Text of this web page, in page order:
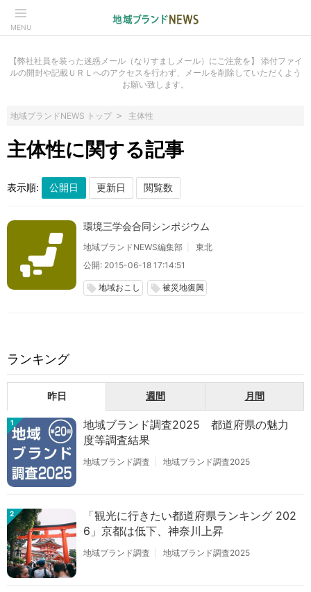
MENU
【弊社社員を装った迷惑メール（なりすましメール）にご注意を】 添付ファイ
ルの開封や記載ＵＲＬへのアクセスを行わず、メールを削除していただくよう
お願い致します。
地域ブランドNEWS トップ 主体性
主体性に関する記事
表示順:
環境三学会合同シンポジウム
地域ブランドNEWS編集部
東北
公開: 2015-06-18 17:14:51
local_offer 地域おこし local_offer 被災地復興
ランキング
昨日 週間 月間
1
地域ブランド調査2025 都道府県の魅力
度等調査結果
地域ブランド調査 地域ブランド調査2025
2
「観光に行きたい都道府県ランキング 202
6」京都は低下、神奈川上昇
地域ブランド調査 地域ブランド調査2025